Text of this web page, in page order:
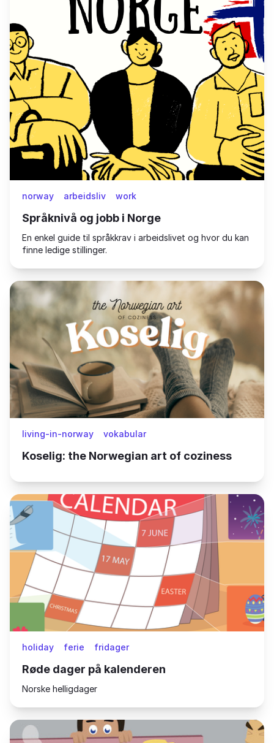
norway arbeidsliv work
Språknivå og jobb i Norge
En enkel guide til språkkrav i arbeidslivet og hvor du kan
finne ledige stillinger.
living-in-norway vokabular
Koselig: the Norwegian art of coziness
holiday ferie fridager
Røde dager på kalenderen
Norske helligdager